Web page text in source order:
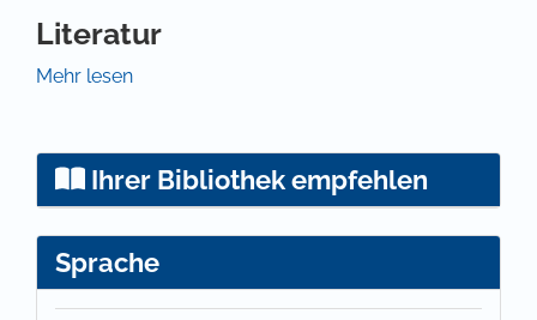
Literatur
Bernfeld, S. (2022): Sisyphos oder die Grenzen der
Erziehung. In: Pädagogische Arbeitsblätter zur
Fortbildung für Lehre und Erzieher, 10. Jg., H. 8, S.
Bröckling, U. (2016): Das unternehmerische Selbst.
Soziologie einer Subjektivierungsform. Berlin.
Mehr lesen
Ihrer Bibliothek empfehlen
Sprache